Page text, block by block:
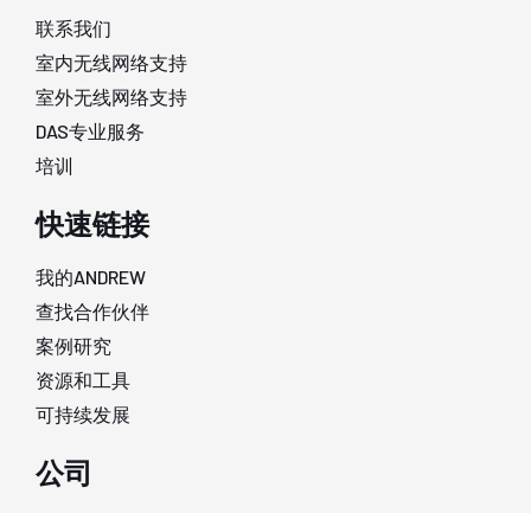
联系我们
室内无线网络支持
室外无线网络支持
DAS专业服务
培训
快速链接
我的ANDREW
查找合作伙伴
案例研究
资源和工具
可持续发展
公司